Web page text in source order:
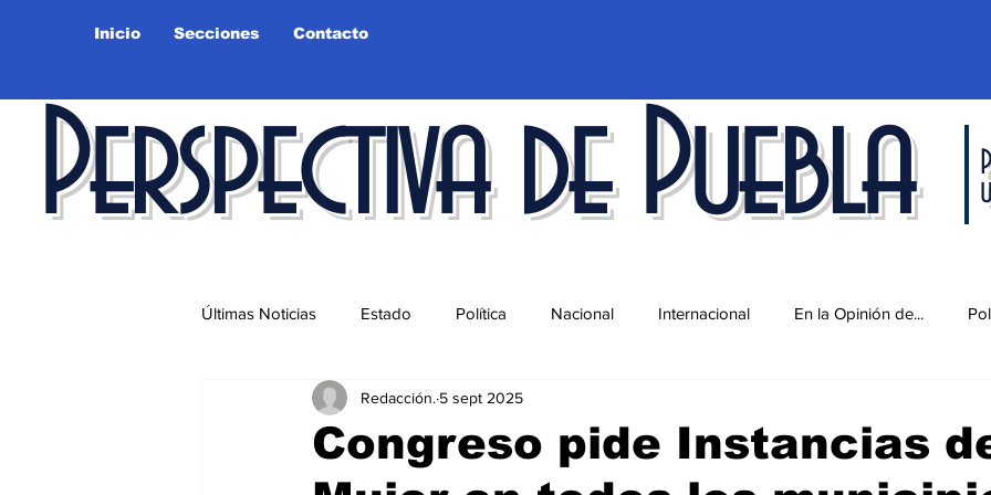
Inicio Secciones Contacto
Perspectiva de Puebla
Últimas Noticias Estado Política Nacional Internacional En la Opinión de...
Educación Ciudad Salud
Congreso pide Instancias
Redacción. 5 sept 2025